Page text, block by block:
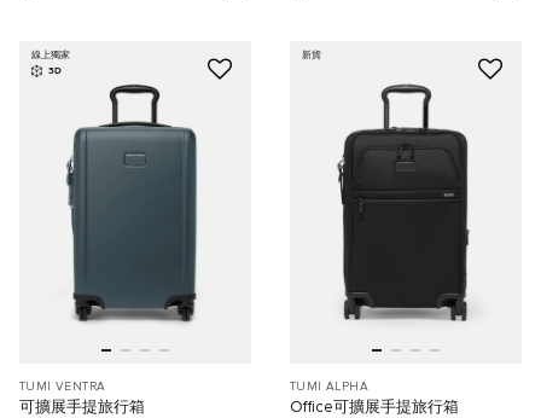
線上獨家
3D
TUMI VENTRA
可擴展手提旅行箱
新貨
TUMI ALPHA
Office可擴展手提旅行箱